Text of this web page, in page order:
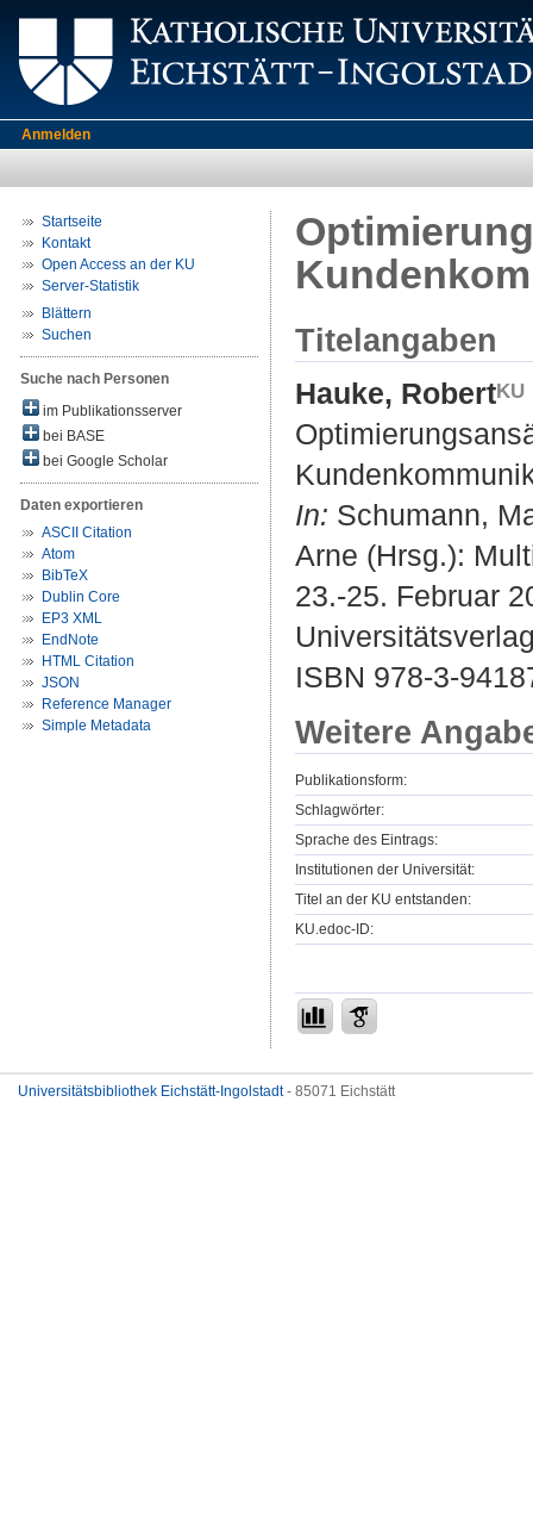
Anmelden
Startseite
Kontakt
Open Access an der KU
Server-Statistik
Blättern
Suchen
Suche nach Personen
im Publikationsserver
bei BASE
bei Google Scholar
Daten exportieren
ASCII Citation
Atom
BibTeX
Dublin Core
EP3 XML
EndNote
HTML Citation
JSON
Reference Manager
Simple Metadata
Titelangaben
Hauke, Robert
In: Schumann,
Arne (Hrsg.):
23.-25. Februar
ISBN 978-3-
Weitere
Publikationsform:
Schlagwörter:
Sprache des Eintrags:
Institutionen der Universität:
Titel an der KU entstanden:
KU.edoc-ID:
Universitätsbibliothek Eichstätt-Ingolstadt- 85071 Eichstätt